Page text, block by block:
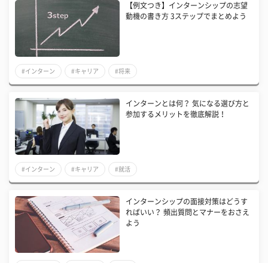
【例文つき】インターンシップの志望
動機の書き方 3ステップでまとめよう
#インターン #キャリア #将来
インターンとは何？ 気になる選び方と
参加するメリットを徹底解説！
#インターン #キャリア #就活
インターンシップの面接対策はどうす
ればいい？ 頻出質問とマナーをおさえ
よう